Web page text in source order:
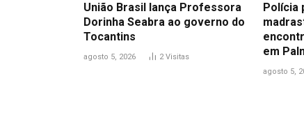
União Brasil lança Professora
Dorinha Seabra ao governo do
Tocantins
agosto 5, 2026 2Visitas
Polícia
em
agosto 5,